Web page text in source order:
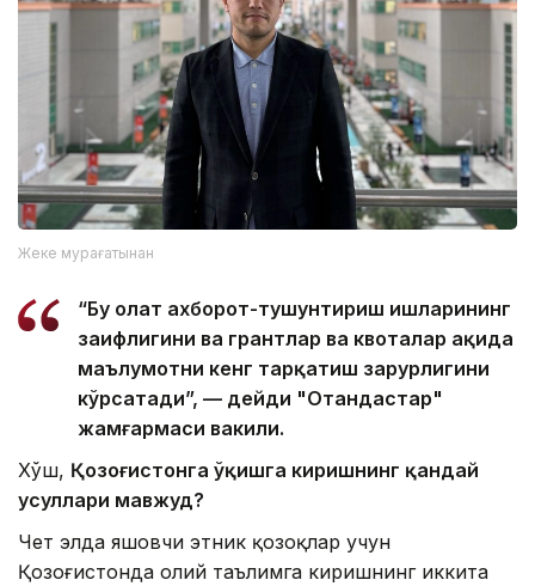
Жеке мурағатынан
“Бу ҳолат ахборот-тушунтириш ишларининг
заифлигини ва грантлар ва квоталар ҳақида
маълумотни кенг тарқатиш зарурлигини
кўрсатади”, — дейди "Отандастар"
жамғармаси вакили.
Хўш, Қозоғистонга ўқишга киришнинг қандай
усуллари мавжуд?
Чет элда яшовчи этник қозоқлар учун
Қозоғистонда олий таълимга киришнинг иккита